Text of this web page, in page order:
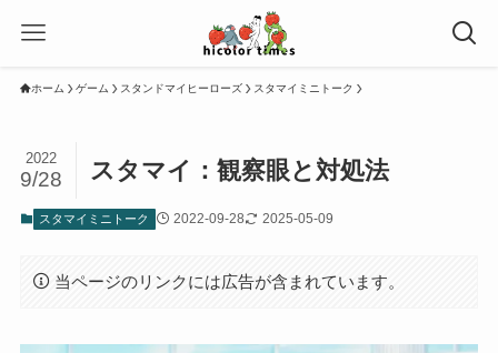
ホーム ゲーム スタンドマイヒーローズ スタマイミニトーク
スタマイ：観察眼と対処法
2022
9/28
スタマイミニトーク 2022-09-28 2025-05-09
当ページのリンクには広告が含まれています。